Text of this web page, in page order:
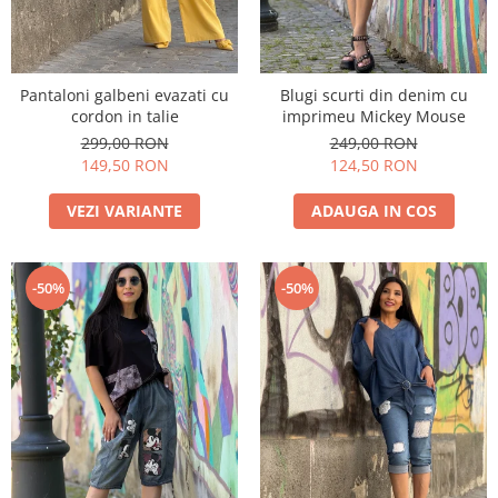
Pantaloni galbeni evazati cu
cordon in talie
299,00 RON
149,50 RON
VEZI VARIANTE
Blugi scurti din denim cu
imprimeu Mickey Mouse
249,00 RON
124,50 RON
ADAUGA IN COS
-50% -50%